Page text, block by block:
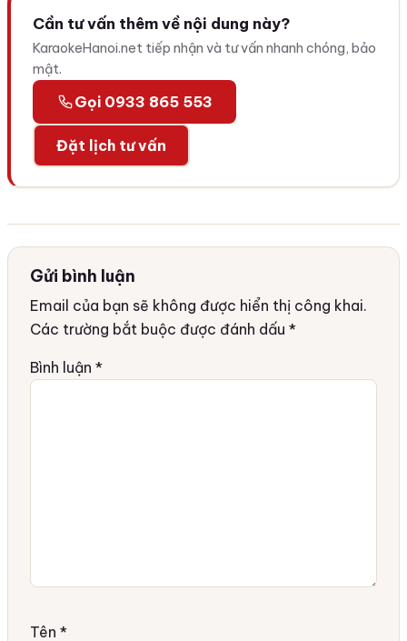
Cần tư vấn thêm về nội dung này?
KaraokeHanoi.net tiếp nhận và tư vấn nhanh chóng, bảo
mật.
Gọi 0933 865 553
Đặt lịch tư vấn
Gửi bình luận
Email của bạn sẽ không được hiển thị công khai.
Các trường bắt buộc được đánh dấu *
Bình luận *
Tên *